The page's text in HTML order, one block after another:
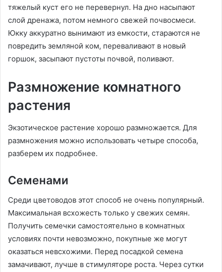
тяжелый куст его не перевернул. На дно насыпают
слой дренажа, потом немного свежей почвосмеси.
Юкку аккуратно вынимают из емкости, стараются не
повредить земляной ком, переваливают в новый
горшок, засыпают пустоты почвой, поливают.
Размножение комнатного
растения
Экзотическое растение хорошо размножается. Для
размножения можно использовать четыре способа,
разберем их подробнее.
Семенами
Среди цветоводов этот способ не очень популярный.
Максимальная всхожесть только у свежих семян.
Получить семечки самостоятельно в комнатных
условиях почти невозможно, покупные же могут
оказаться невсхожими. Перед посадкой семена
замачивают, лучше в стимуляторе роста. Через сутки